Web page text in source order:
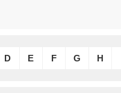
D E F G H